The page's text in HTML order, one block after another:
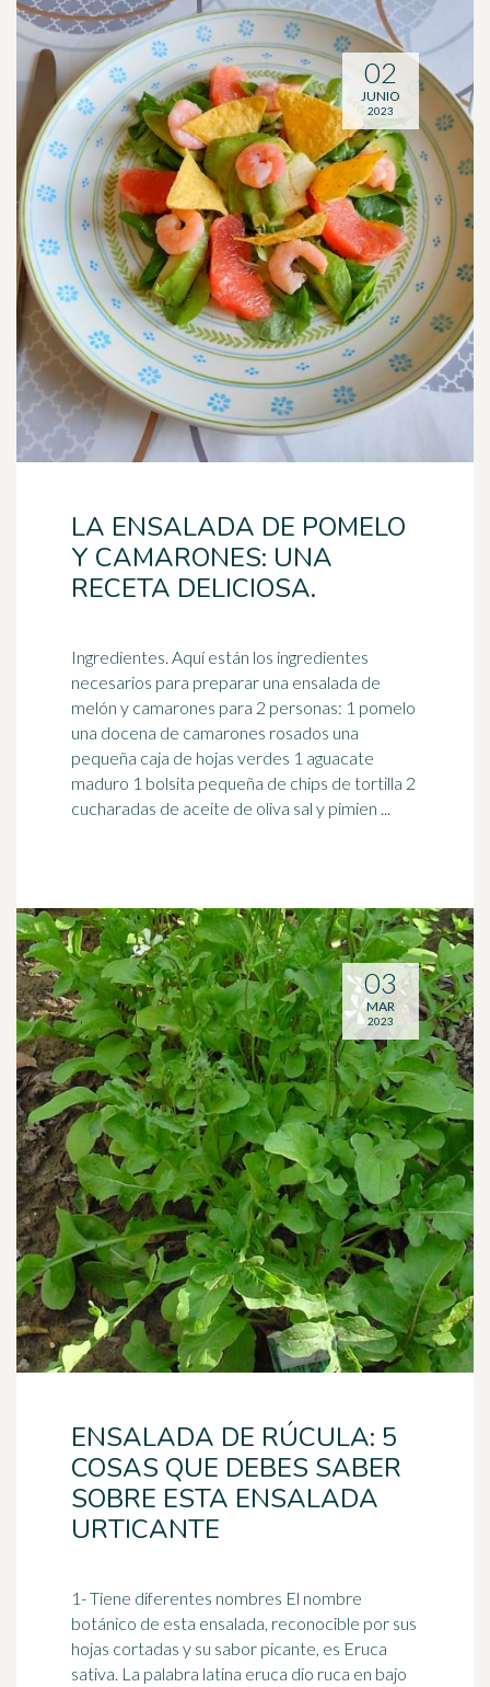
LA ENSALADA DE POMELO
Y CAMARONES: UNA
RECETA DELICIOSA.
Ingredientes. Aquí están los ingredientes
necesarios para preparar una ensalada de
melón y camarones para 2 personas: 1 pomelo
una docena de camarones rosados una
pequeña caja de hojas verdes 1 aguacate
maduro 1 bolsita pequeña de chips de tortilla 2
cucharadas de aceite de oliva sal y pimien ...
02
JUNIO
2023
ENSALADA DE RÚCULA: 5
COSAS QUE DEBES SABER
SOBRE ESTA ENSALADA
URTICANTE
1- Tiene diferentes nombres El nombre
botánico de esta ensalada, reconocible por sus
hojas cortadas y su sabor picante, es Eruca
sativa. La palabra latina eruca dio ruca en bajo
03
MAR
2023